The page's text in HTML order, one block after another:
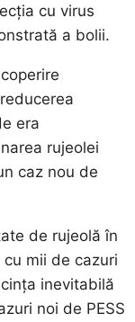
cu virus
a bolii.
era
rujeolei
caz nou de
de rujeolă în
mii de cazuri
inevitabilă
noi de PESS